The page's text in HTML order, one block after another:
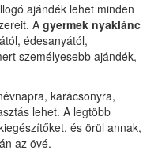
ajándék lehet minden
A gyermek nyaklánc
édesanyától,
személyesebb ajándék,
karácsonyra,
lehet. A legtöbb
és örül annak,
az övé.